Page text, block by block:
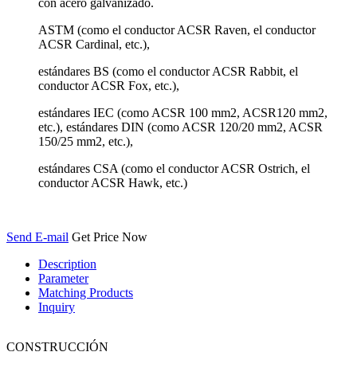
con acero galvanizado.
ASTM (como el conductor ACSR Raven, el conductor
ACSR Cardinal, etc.),
estándares BS (como el conductor ACSR Rabbit, el
conductor ACSR Fox, etc.),
estándares IEC (como ACSR 100 mm2, ACSR120 mm2,
etc.), estándares DIN (como ACSR 120/20 mm2, ACSR
150/25 mm2, etc.),
estándares CSA (como el conductor ACSR Ostrich, el
conductor ACSR Hawk, etc.)
Send E-mail Get Price Now
Description
Parameter
Matching Products
Inquiry
CONSTRUCCIÓN